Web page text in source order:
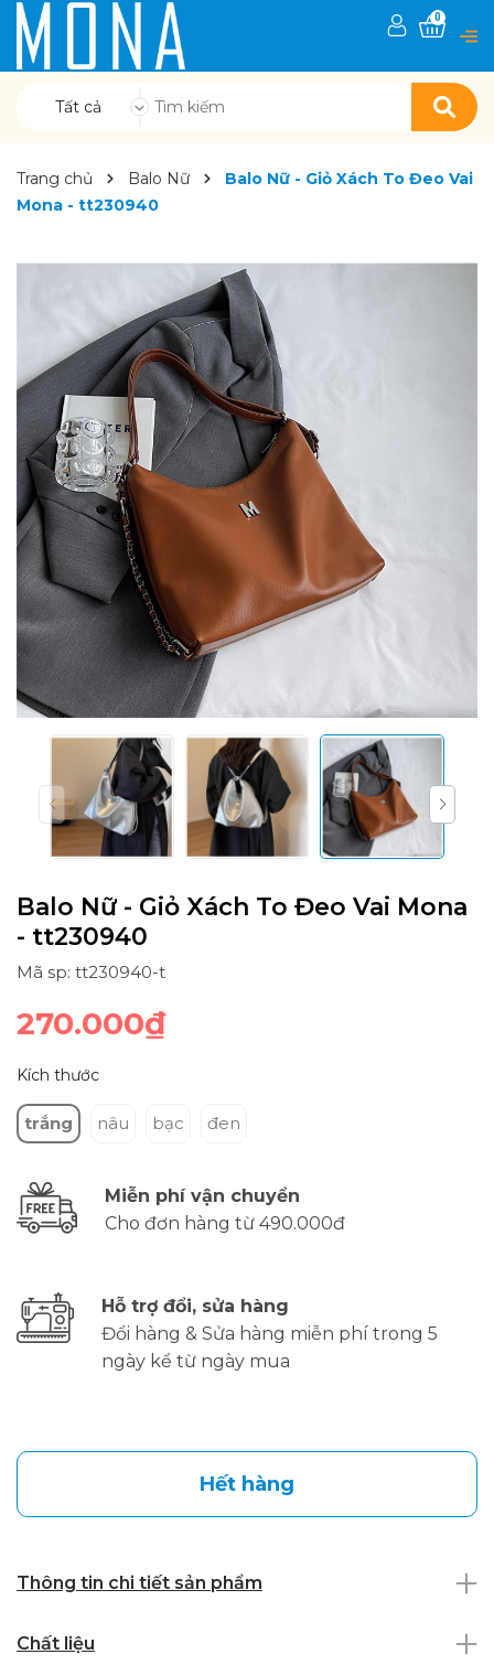
Tất cả
0
Trang chủ Balo Nữ
Balo Nữ - Giỏ Xách To Đeo Vai
Mona - tt230940
Balo Nữ - Giỏ Xách To Đeo Vai Mona
- tt230940
Mã sp: tt230940-t
270.000₫
Kích thước
trắng nâu bạc đen
Miễn phí vận chuyển
Cho đơn hàng từ 490.000đ
Hỗ trợ đổi, sửa hàng
Đổi hàng & Sửa hàng miễn phí trong 5
ngày kể từ ngày mua
Hết hàng
Thông tin chi tiết sản phẩm
Chất liệu